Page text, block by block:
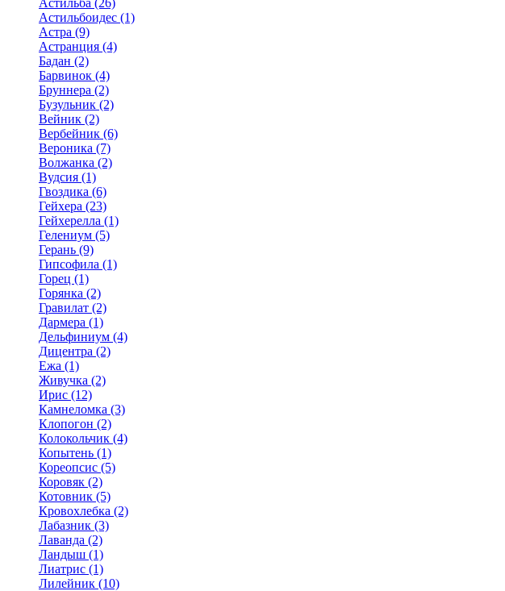
Астильба (26)
Астильбоидес (1)
Астра (9)
Астранция (4)
Бадан (2)
Барвинок (4)
Бруннера (2)
Бузульник (2)
Вейник (2)
Вербейник (6)
Вероника (7)
Волжанка (2)
Вудсия (1)
Гвоздика (6)
Гейхера (23)
Гейхерелла (1)
Гелениум (5)
Герань (9)
Гипсофила (1)
Горец (1)
Горянка (2)
Гравилат (2)
Дармера (1)
Дельфиниум (4)
Дицентра (2)
Ежа (1)
Живучка (2)
Ирис (12)
Камнеломка (3)
Клопогон (2)
Колокольчик (4)
Копытень (1)
Кореопсис (5)
Коровяк (2)
Котовник (5)
Кровохлебка (2)
Лабазник (3)
Лаванда (2)
Ландыш (1)
Лиатрис (1)
Лилейник (10)